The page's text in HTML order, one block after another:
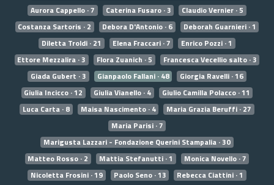
Aurora Cappello · 7
Caterina Fusaro · 3
Claudio Vernier · 5
Costanza Sartoris · 2
Debora D'Antonio · 6
Deborah Guarnieri · 1
Diletta Troldi · 21
Elena Fraccari · 7
Enrico Pozzi · 1
Ettore Mezzalira · 3
Flora Zuanich · 5
Francesca Vecellio salto · 3
Giada Gubert · 3
Gianpaolo Fallani · 48
Giorgia Ravelli · 16
Giulia Incicco · 12
Giulia Vianello · 4
Giulio Camilla Polacco · 11
Luca Carta · 8
Maisa Nascimento · 4
Maria Grazia Beruffi · 27
Maria Parisi · 7
Marigusta Lazzari - Fondazione Querini Stampalia · 30
Matteo Rosso · 2
Mattia Stefanutti · 1
Monica Novello · 7
Nicoletta Frosini · 19
Paolo Seno · 13
Rebecca Ciattini · 1